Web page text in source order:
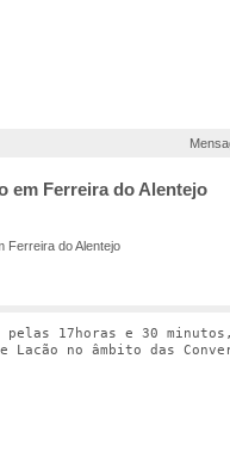
em Ferreira do Alentejo
Ferreira do Alentejo
17horas e 30
Lacão no âmbito das